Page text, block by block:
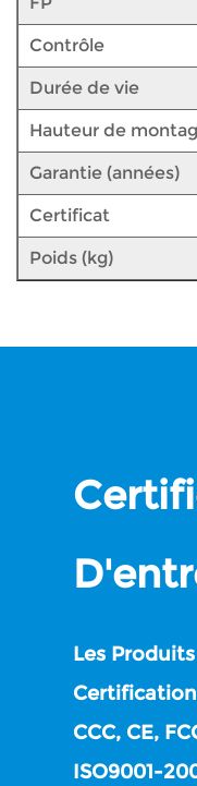
Contrôle
Durée de vie
Hauteur de
Garantie (années)
Certificat
Poids (kg)
Les
CCC, CE,
ISO9001-